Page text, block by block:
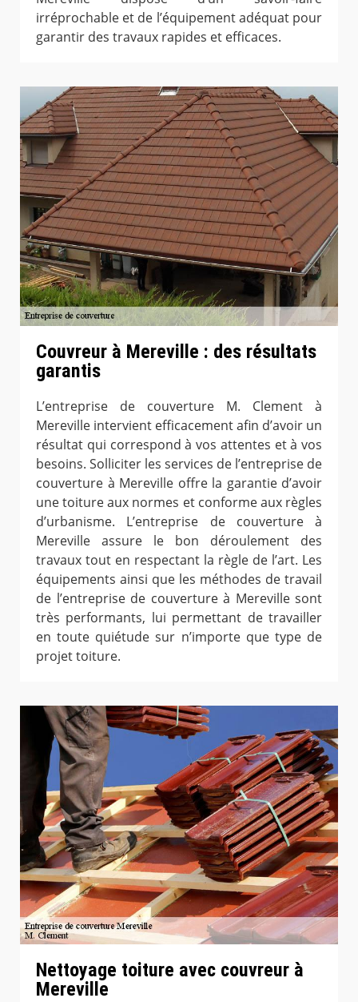
irréprochable et de l’équipement adéquat pour
garantir des travaux rapides et efficaces.
Couvreur à Mereville : des résultats
garantis
L’entreprise de couverture M. Clement à
Mereville intervient efficacement afin d’avoir un
résultat qui correspond à vos attentes et à vos
besoins. Solliciter les services de l’entreprise de
couverture à Mereville offre la garantie d’avoir
une toiture aux normes et conforme aux règles
d’urbanisme. L’entreprise de couverture à
Mereville assure le bon déroulement des
travaux tout en respectant la règle de l’art. Les
équipements ainsi que les méthodes de travail
de l’entreprise de couverture à Mereville sont
très performants, lui permettant de travailler
en toute quiétude sur n’importe que type de
projet toiture.
Nettoyage toiture avec couvreur à
Mereville